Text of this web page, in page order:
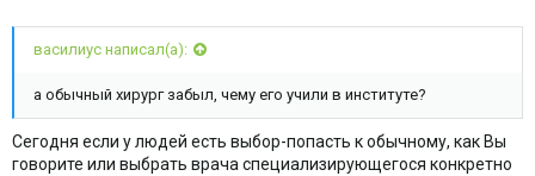
василиус написал(а):
а обычный хирург забыл, чему его учили в институте?
Сегодня если у людей есть выбор-попасть к обычному, как Вы
говорите или выбрать врача специализирующегося конкретно